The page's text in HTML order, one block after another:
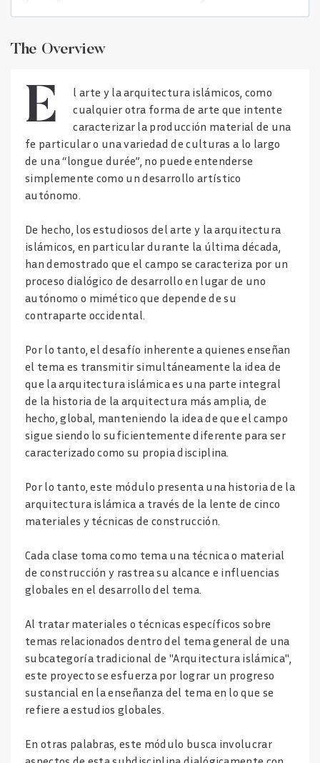
The Overview
El arte y la arquitectura islámicos, como
cualquier otra forma de arte que intente
caracterizar la producción material de una
fe particular o una variedad de culturas a lo largo
de una “longue durée”, no puede entenderse
simplemente como un desarrollo artístico
autónomo.
De hecho, los estudiosos del arte y la arquitectura
islámicos, en particular durante la última década,
han demostrado que el campo se caracteriza por un
proceso dialógico de desarrollo en lugar de uno
autónomo o mimético que depende de su
contraparte occidental.
Por lo tanto, el desafío inherente a quienes enseñan
el tema es transmitir simultáneamente la idea de
que la arquitectura islámica es una parte integral
de la historia de la arquitectura más amplia, de
hecho, global, manteniendo la idea de que el campo
sigue siendo lo suficientemente diferente para ser
caracterizado como su propia disciplina.
Por lo tanto, este módulo presenta una historia de la
arquitectura islámica a través de la lente de cinco
materiales y técnicas de construcción.
Cada clase toma como tema una técnica o material
de construcción y rastrea su alcance e influencias
globales en el desarrollo del tema.
Al tratar materiales o técnicas específicos sobre
temas relacionados dentro del tema general de una
subcategoría tradicional de "Arquitectura islámica",
este proyecto se esfuerza por lograr un progreso
sustancial en la enseñanza del tema en lo que se
refiere a estudios globales.
En otras palabras, este módulo busca involucrar